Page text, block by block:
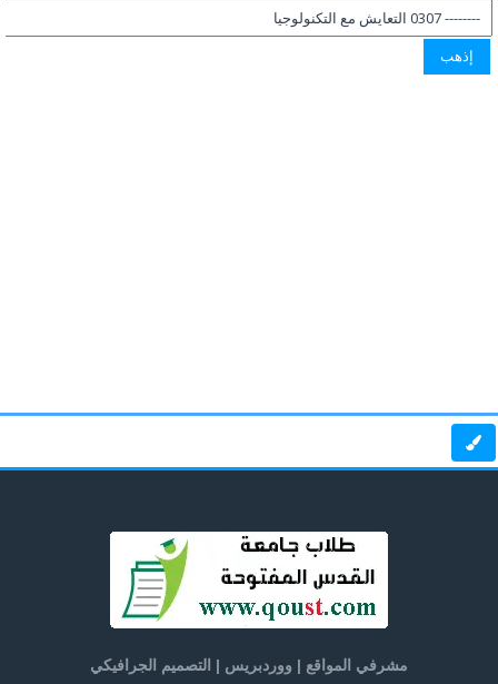
مشرفي المواقع | ووردبريس | التصميم الجرافيكي